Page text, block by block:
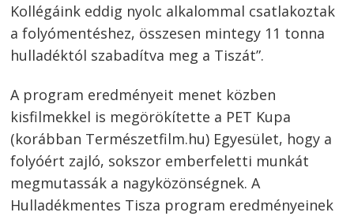
Kollégáink eddig nyolc alkalommal csatlakoztak
a folyómentéshez, összesen mintegy 11 tonna
hulladéktól szabadítva meg a Tiszát”.
A program eredményeit menet közben
kisfilmekkel is megörökítette a PET Kupa
(korábban Természetfilm.hu) Egyesület, hogy a
folyóért zajló, sokszor emberfeletti munkát
megmutassák a nagyközönségnek. A
Hulladékmentes Tisza program eredményeinek